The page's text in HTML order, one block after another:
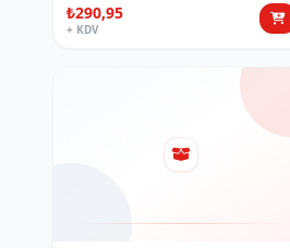
₺290,95
+ KDV